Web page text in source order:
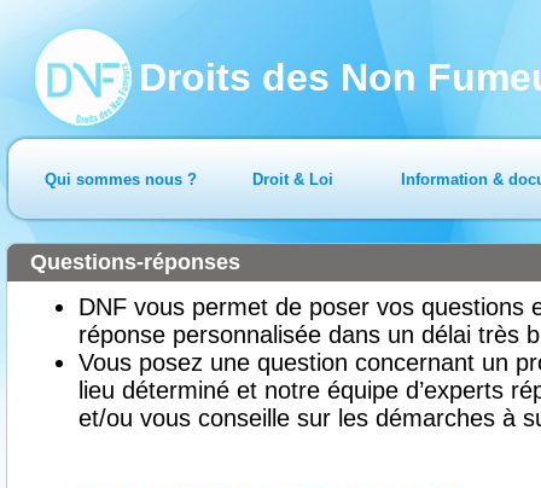
Droits des Non
Qui sommes nous ? Droit & Loi Information &
DNF vous permet de poser vos questions
réponse personnalisée dans un délai très
Vous posez une question concernant un
lieu déterminé et notre équipe d’experts
et/ou vous conseille sur les démarches à
Questions-réponses